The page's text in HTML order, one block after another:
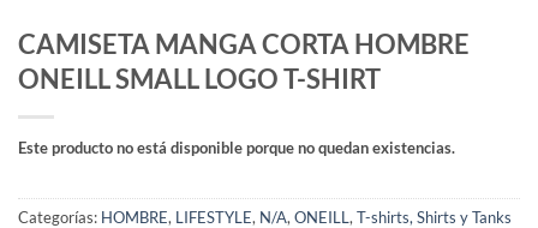
CAMISETA MANGA CORTA HOMBRE
ONEILL SMALL LOGO T-SHIRT
Este producto no está disponible porque no quedan existencias.
Categorías: HOMBRE, LIFESTYLE, N/A, ONEILL , T-shirts, Shirts y Tanks